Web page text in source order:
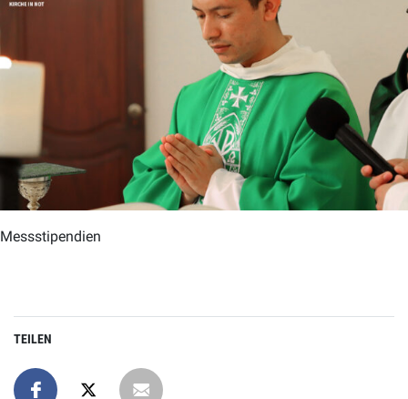
Messstipendien
TEILEN